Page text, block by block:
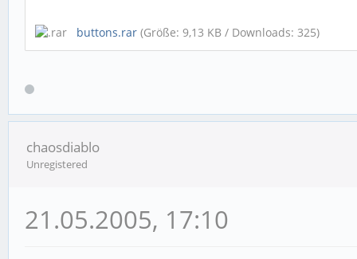
buttons.rar (Größe: 9,13 KB / Downloads: 325)
chaosdiablo
Unregistered
21.05.2005, 17:10